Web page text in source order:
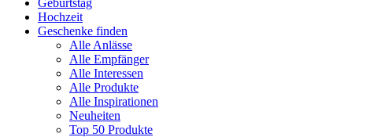
Geburtstag
Hochzeit
Geschenke finden
Alle Anlässe
Alle Empfänger
Alle Interessen
Alle Produkte
Alle Inspirationen
Neuheiten
Top 50 Produkte